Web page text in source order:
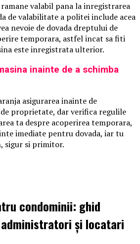
valabil pana la inregistrarea
de valabilitate a politei include acea
nevoie de dovada dreptului de
temporara, astfel incat sa fiti
este inregistrata ulterior.
inainte de a schimba
asigurarea inainte de
proprietate, dar verifica regulile
ta despre acoperirea temporara,
imediate pentru dovada, iar tu
sigur si primitor.
condominii: ghid
și locatari